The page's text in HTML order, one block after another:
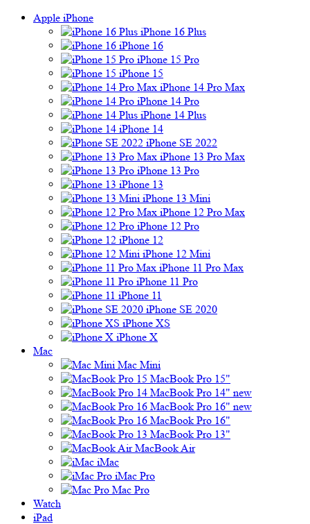
Apple iPhone
iPhone 16 Plus
iPhone 16
iPhone 15 Pro
iPhone 15
iPhone 14 Pro Max
iPhone 14 Pro
iPhone 14 Plus
iPhone 14
iPhone SE 2022
iPhone 13 Pro Max
iPhone 13 Pro
iPhone 13
iPhone 13 Mini
iPhone 12 Pro Max
iPhone 12 Pro
iPhone 12
iPhone 12 Mini
iPhone 11 Pro Max
iPhone 11 Pro
iPhone 11
iPhone SE 2020
iPhone XS
iPhone X
Mac
Mac Mini
MacBook Pro 15"
MacBook Pro 14" new
MacBook Pro 16" new
MacBook Pro 16"
MacBook Pro 13"
MacBook Air
iMac
iMac Pro
Mac Pro
Watch
iPad